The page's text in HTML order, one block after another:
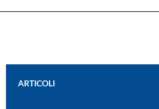
ARTICOLI